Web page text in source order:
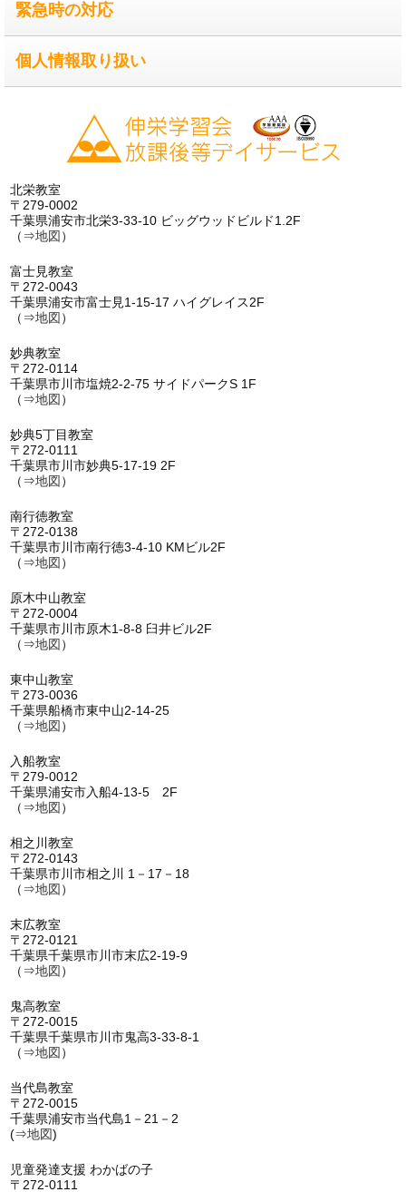
緊急時の対応
個人情報取り扱い
北栄教室
〒279-0002
千葉県浦安市北栄3-33-10 ビッグウッドビルド1.2F
（⇒地図 ）
富士見教室
〒272-0043
千葉県浦安市富士見1-15-17 ハイグレイス2F
（⇒地図 ）
妙典教室
〒272-0114
千葉県市川市塩焼2-2-75 サイドパークS 1F
（⇒地図 ）
妙典5丁目教室
〒272-0111
千葉県市川市妙典5-17-19 2F
（⇒地図 ）
南行徳教室
〒272-0138
千葉県市川市南行徳3-4-10 KMビル2F
（⇒地図 ）
原木中山教室
〒272-0004
千葉県市川市原木1-8-8 臼井ビル2F
（⇒地図 ）
東中山教室
〒273-0036
千葉県船橋市東中山2-14-25
（⇒地図 ）
入船教室
〒279-0012
千葉県浦安市入船4-13-5 2F
（⇒地図 ）
相之川教室
〒272-0143
千葉県市川市相之川 1－17－18
（⇒地図 ）
末広教室
〒272-0121
千葉県千葉県市川市末広2-19-9
（⇒地図 ）
鬼高教室
〒272-0015
千葉県千葉県市川市鬼高3-33-8-1
（⇒地図 ）
当代島教室
〒272-0015
千葉県浦安市当代島1－21－2
(⇒地図)
児童発達支援 わかばの子
〒272-0111